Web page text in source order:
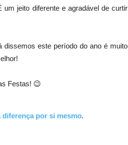
jeito diferente e agradável de curtir
dissemos este período do ano é muito
Festas! 😉
diferença por si mesmo.